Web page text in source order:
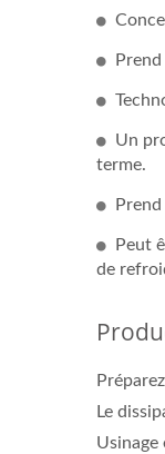
Un
terme.
Peut
de
Le